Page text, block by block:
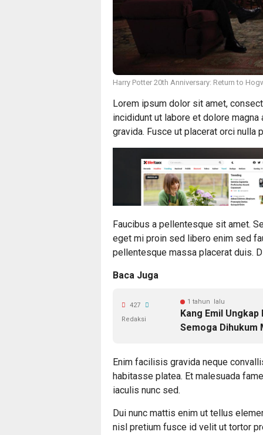
Harry Potter 20th Anniversary: Return to
Lorem ipsum dolor sit amet,
incididunt ut labore et dolore
gravida. Fusce ut placerat orci nulla
Faucibus a pellentesque sit amet.
eget mi proin sed libero enim sed
pellentesque massa placerat duis.
Baca Juga
1 tahun lalu
Kang Emil
Semoga Dihukum
427
Redaksi
Enim facilisis gravida neque
habitasse platea. Et malesuada
iaculis nunc sed.
Dui nunc mattis enim ut tellus
nisl pretium fusce id velit ut tortor